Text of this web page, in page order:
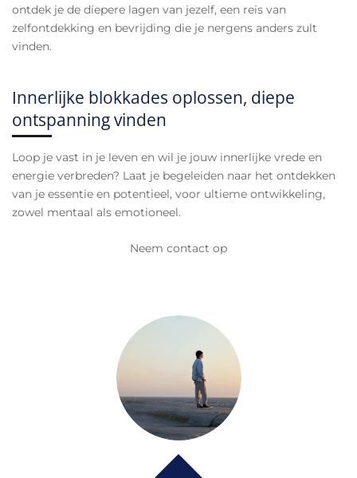
ontdek je de diepere lagen van jezelf, een reis van
zelfontdekking en bevrijding die je nergens anders zult
vinden.
Innerlijke blokkades oplossen, diepe
ontspanning vinden
Loop je vast in je leven en wil je jouw innerlijke vrede en
energie verbreden? Laat je begeleiden naar het ontdekken
van je essentie en potentieel, voor ultieme ontwikkeling,
zowel mentaal als emotioneel.
Neem contact op